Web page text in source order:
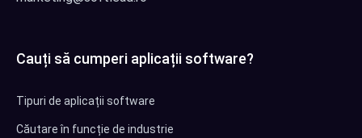
Cauți să cumperi aplicații software?
Tipuri de aplicații software
Căutare în funcție de industrie